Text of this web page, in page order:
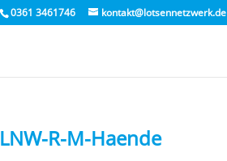
0361 3461746 kontakt@lotsennetzwerk.de
LNW-R-M-Haende